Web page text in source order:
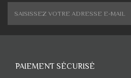
PAIEMENT SÉCURISÉ